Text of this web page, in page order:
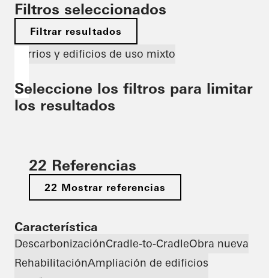
Filtros seleccionados
Filtrar resultados
Barrios y edificios de uso mixto
Seleccione los filtros para limitar
los resultados
22 Referencias
22 Mostrar referencias
Característica
DescarbonizaciónCradle-to-CradleObra nueva
RehabilitaciónAmpliación de edificios